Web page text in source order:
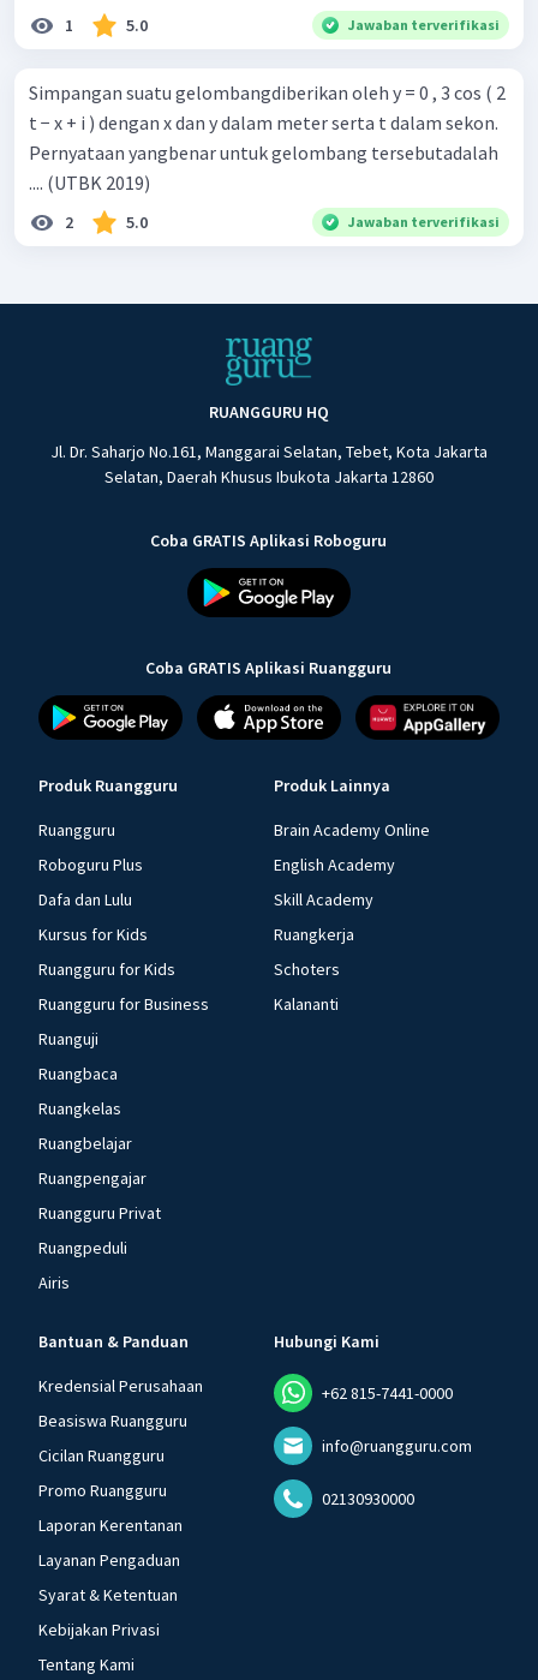
1 5.0 Jawaban terverifikasi
Simpangan suatu gelombangdiberikan oleh y = 0 , 3 cos ( 2
t − x + i ) dengan x dan y dalam meter serta t dalam sekon.
Pernyataan yangbenar untuk gelombang tersebutadalah
.... (UTBK 2019)
2 5.0 Jawaban terverifikasi
RUANGGURU HQ
Jl. Dr. Saharjo No.161, Manggarai Selatan, Tebet, Kota Jakarta
Selatan, Daerah Khusus Ibukota Jakarta 12860
Coba GRATIS Aplikasi Roboguru
Coba GRATIS Aplikasi Ruangguru
Produk Ruangguru
Ruangguru
Roboguru Plus
Dafa dan Lulu
Kursus for Kids
Ruangguru for Kids
Ruangguru for Business
Ruanguji
Ruangbaca
Ruangkelas
Ruangbelajar
Ruangpengajar
Ruangguru Privat
Ruangpeduli
Airis
Produk Lainnya
Brain Academy Online
English Academy
Skill Academy
Ruangkerja
Schoters
Kalananti
Bantuan & Panduan
Kredensial Perusahaan
Beasiswa Ruangguru
Cicilan Ruangguru
Promo Ruangguru
Laporan Kerentanan
Layanan Pengaduan
Syarat & Ketentuan
Kebijakan Privasi
Tentang Kami
Hubungi Kami
+62 815-7441-0000
info@ruangguru.com
02130930000